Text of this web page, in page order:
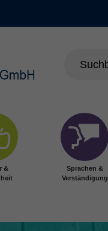
&
Sprachen &
Verständigung